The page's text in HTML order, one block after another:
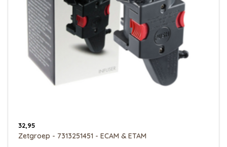
32,95
Zetgroep - 7313251451 - ECAM & ETAM